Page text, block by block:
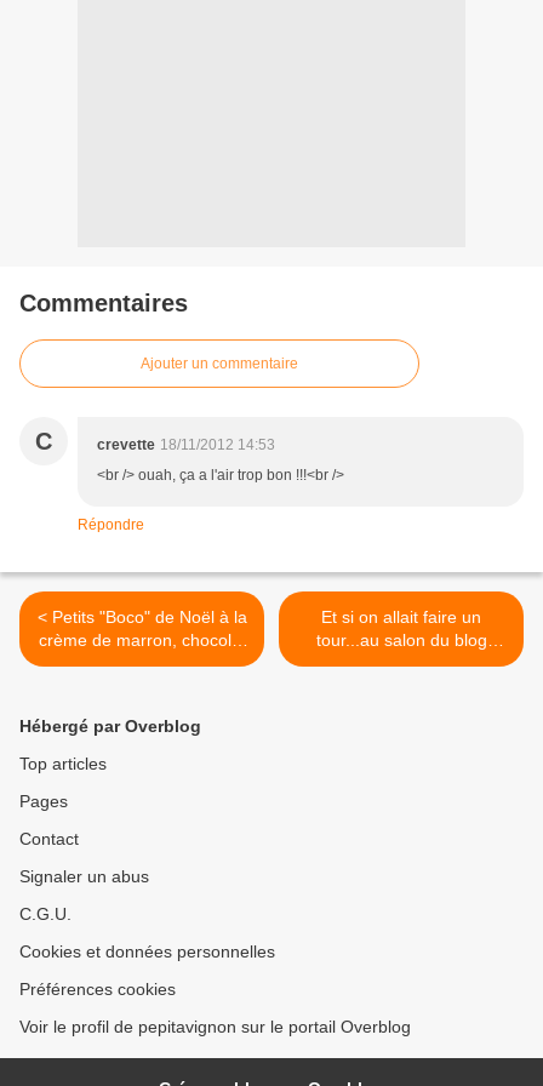
Commentaires
Ajouter un commentaire
C crevette 18/11/2012 14:53
<br /> ouah, ça a l'air trop bon !!!<br />
Répondre
< Petits "Boco" de Noël à la
crème de marron, chocolat
et épices pour le concours
Et si on allait faire un
tour...au salon du blog
culinaire de Soissons! >
Hébergé par Overblog
Top articles
Pages
Contact
Signaler un abus
C.G.U.
Cookies et données personnelles
Préférences cookies
Voir le profil de pepitavignon sur le portail Overblog